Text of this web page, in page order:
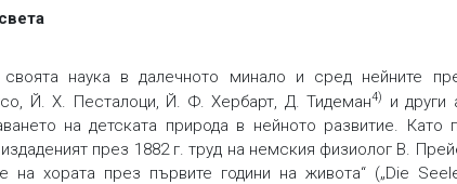
наука в далечното минало и сред нейните
Й. Х. Песталоци, Й. Ф. Хербарт, Д. Тидеман4)
и други
на детската природа в нейното развитие. Като
през 1882 г. труд на немския физиолог В.
на хората през първите години на живота“ („Die